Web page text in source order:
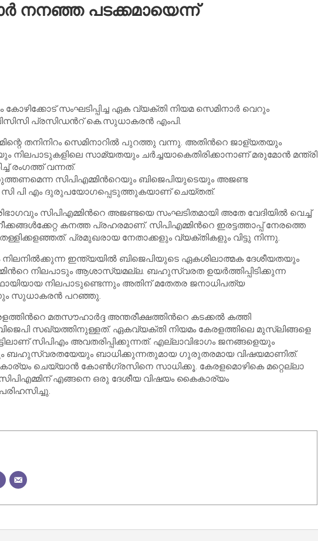
നനഞ്ഞ പടക്കമായെന്ന്
കോഴിക്കോട് സംഘടിപ്പിച്ച ഏക വ്യക്തി നിയമ സെമിനാര്‍ വെറും
പ്രസിഡന്‍റ് കെ.സുധാകരന്‍ എംപി.
തനിനിറം സെമിനാറിൽ പുറത്തു വന്നു. അതിന്‍റെ ജാള്യതയും
നിലപാടുകളിലെ സാമ്യതയും ചര്‍ച്ചയാകെതിരിക്കാനാണ് മരുമോന്‍ മന്ത്രി
രംഗത്ത് വന്നത്.
സിപിഎമ്മിന്‍റെയും ബിജെപിയുടെയും അ‍ജണ്ട
സി പി എം ദുരുപയോഗപ്പെടുത്തുകയാണ് ചെയ്തത്.
സിപിഎമ്മിന്‍റെ അജണ്ടയെ സംഘടിതമായി അതേ വേദിയില്‍ വെച്ച്
കനത്ത പ്രഹരമാണ്. സിപിഎമ്മിന്‍റെ ഇരട്ടത്താപ്പ് നേരത്തെ
പ്രമുഖരായ നേതാക്കളും വ്യക്‌തികളും വിട്ടു നിന്നു.
ഇന്ത്യയിൽ ബിജെപിയുടെ ഏകശിലാത്മക ദേശീയതയും
നിലപാടും ആശാസ്യമല്ല. ബഹുസ്വരത ഉയർത്തിപ്പിടിക്കുന്ന
നിലപാടുണ്ടെന്നും അതിന് മതേതര ജനാധിപത്യ
സുധാകരന്‍ പറഞ്ഞു.
മതസൗഹാര്‍ദ്ദ അന്തരീക്ഷത്തിന്‍റെ കടക്കല്‍ കത്തി
സഖ്യത്തിനുള്ളത്. ഏകവ്യക്തി നിയമം കേരളത്തിലെ മുസ്ലിങ്ങളെ
സിപിഎം അവതരിപ്പിക്കുന്നത്. എല്ലാവിഭാഗം ജനങ്ങളെയും
ബഹുസ്വരതയേയും ബാധിക്കുന്നതുമായ ഗുരുതരമായ വിഷയമാണിത്.
ചെയ്യാൻ കോൺഗ്രസിനെ സാധിക്കൂ. കേരളമൊഴികെ മറ്റെല്ലാ
എങ്ങനെ ഒരു ദേശീയ വിഷയം കൈകാര്യം